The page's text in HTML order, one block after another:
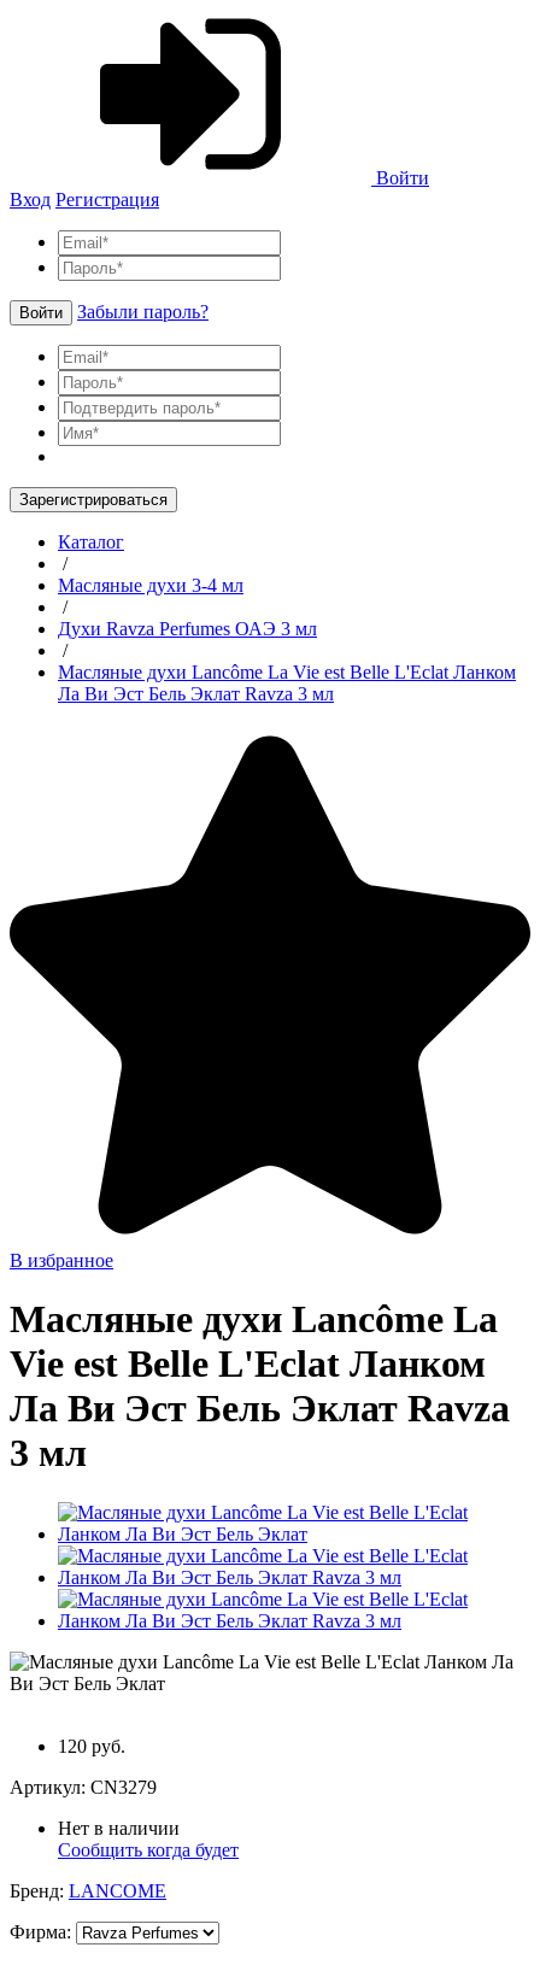
Войти
Вход Регистрация
Войти Забыли пароль?
Зарегистрироваться
Каталог
/
Масляные духи 3-4 мл
/
Духи Ravza Perfumes ОАЭ 3 мл
/
Масляные духи Lancôme La Vie est Belle L'Eclat Ланком
Ла Ви Эст Бель Эклат Ravza 3 мл
В избранное
Масляные духи Lancôme La
Vie est Belle L'Eclat Ланком
Ла Ви Эст Бель Эклат Ravza
3 мл
120 руб.
Артикул: CN3279
Нет в наличии
Сообщить когда будет
Бренд: LANCOME
Фирма: